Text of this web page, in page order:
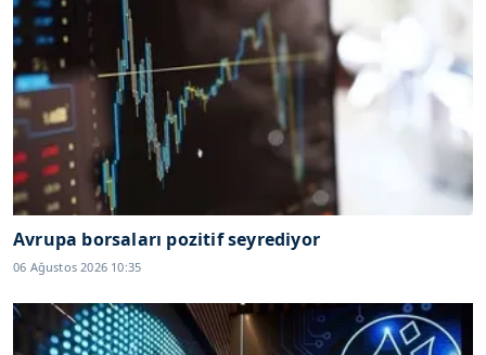
Avrupa borsaları pozitif seyrediyor
06 Ağustos 2026 10:35